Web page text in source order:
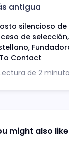
antigua
silencioso de
de
Contact
de 2
might also like